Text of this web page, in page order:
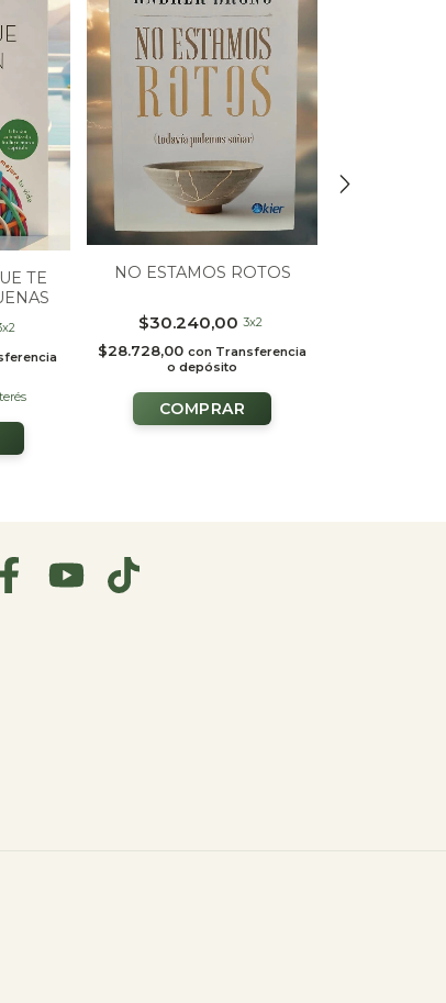
TE
NO ESTAMOS ROTOS
$30.240,00 3x2
$28.728,00 con Transferencia
o depósito